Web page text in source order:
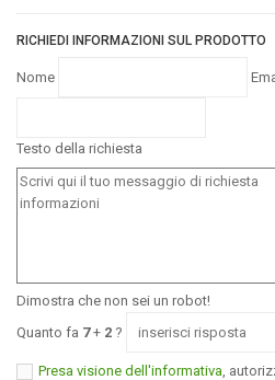
RICHIEDI INFORMAZIONI SUL PRODOTTO
Nome
Testo della richiesta
Dimostra che non sei un robot!
Quanto fa 7+ 2 ?
Presa visione dell'informativa ,